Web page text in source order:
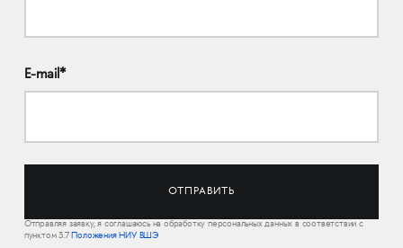
E-mail*
Отправляя заявку, я соглашаюсь на обработку персональных данных в соответствии с
пунктом 3.7
Положения НИУ ВШЭ